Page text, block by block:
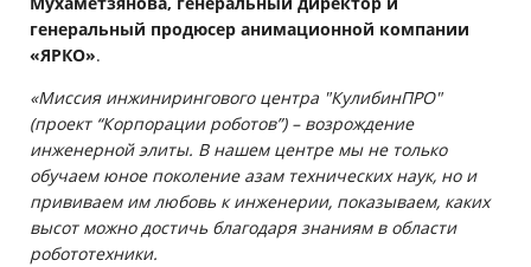
генеральный продюсер анимационной компании
«ЯРКО».
«Миссия инжинирингового центра "КулибинПРО"
(проект “Корпорации роботов”) – возрождение
инженерной элиты. В нашем центре мы не только
обучаем юное поколение азам технических наук, но и
прививаем им любовь к инженерии, показываем, каких
высот можно достичь благодаря знаниям в области
робототехники.